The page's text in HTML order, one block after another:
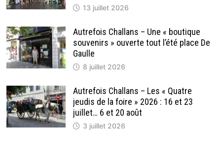
13 juillet 2026
Autrefois Challans – Une « boutique
souvenirs » ouverte tout l’été place De
Gaulle
8 juillet 2026
Autrefois Challans – Les « Quatre
jeudis de la foire » 2026 : 16 et 23
juillet… 6 et 20 août
3 juillet 2026